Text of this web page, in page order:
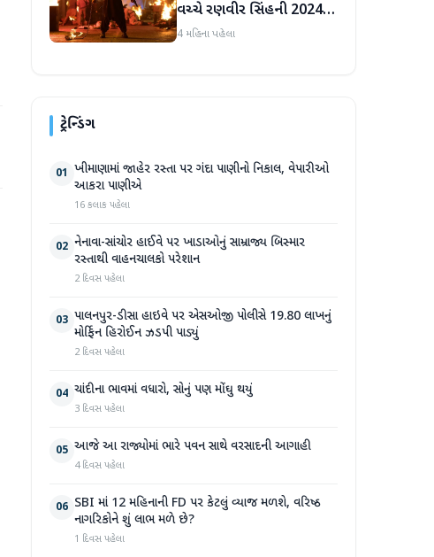
વચ્ચે રણવીર સિંહની 2024 X
પોસ્ટ 'ધૂરંધરને 'વ્યક્તિગત' કહે
4 મહિના પહેલા
ટ્રેન્ડિંગ
01 ખીમાણામાં જાહેર રસ્તા પર ગંદા પાણીનો નિકાલ, વેપારીઓ
આકરા પાણીએ
16 કલાક પહેલા
02 નેનાવા-સાંચોર હાઈવે પર ખાડાઓનું સામ્રાજ્ય બિસ્માર
રસ્તાથી વાહનચાલકો પરેશાન
2 દિવસ પહેલા
03 પાલનપુર-ડીસા હાઇવે પર એસઓજી પોલીસે 19.80 લાખનું
મોર્ફિન હિરોઈન ઝડપી પાડ્યું
2 દિવસ પહેલા
04 ચાંદીના ભાવમાં વધારો, સોનું પણ મોંઘુ થયું
3 દિવસ પહેલા
05 આજે આ રાજ્યોમાં ભારે પવન સાથે વરસાદની આગાહી
4 દિવસ પહેલા
06 SBI માં 12 મહિનાની FD પર કેટલું વ્યાજ મળશે, વરિષ્ઠ
નાગરિકોને શું લાભ મળે છે?
1 દિવસ પહેલા